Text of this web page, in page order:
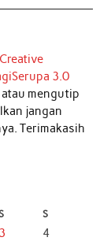
3.0
atau mengutip
jangan
Terimakasih
S
3
4